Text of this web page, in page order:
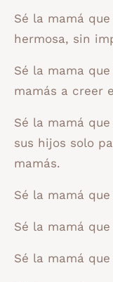
Sé la mamá
hermosa, sin
Sé la mama
mamás a creer
Sé la mamá
sus hijos solo
mamás.
Sé la mamá
Sé la mamá
Sé la mamá